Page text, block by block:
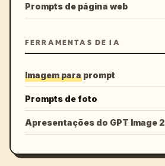
Prompts de página web
FERRAMENTAS DE IA
Imagem para prompt
Prompts de foto
Apresentações do GPT Image 2